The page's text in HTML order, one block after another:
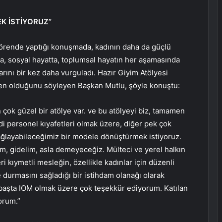
İSTİYORUZ”
yaptığı konuşmada, kadının daha da güçlü
sosyal hayatta, toplumsal hayatın her aşamasında
bir kez daha vurguladı. Hazır Giyim Atölyesi
olduğunu söyleyen Başkan Mutlu, şöyle konuştu:
çok güzel bir atölye var. ve bu atölyeyi biz, tamamen
personel kıyafetleri olmak üzere, diğer pek çok
bir modele dönüştürmek istiyoruz.
gidelim, asla demeyeceğiz. Mülteci ve yerel halkın
kıymetli mesleğin, özellikle kadınlar için düzenli
sağladığı bir istihdam olanağı olarak
IOM olmak üzere çok teşekkür ediyorum. Katılan